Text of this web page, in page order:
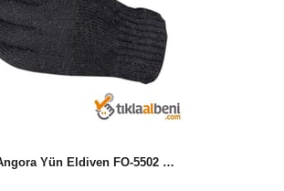
Bayan Angora Yün Eldiven FO-5502 Siyah